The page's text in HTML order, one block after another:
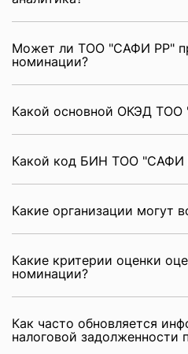
Может ли ТОО "САФИ РР"
номинации?
Какой основной ОКЭД
Какой код БИН ТОО "САФИ
Какие организации могут
Какие критерии оценки
номинации?
Как часто обновляется
налоговой задолженности